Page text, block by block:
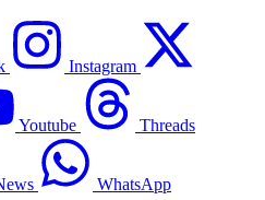
Instagram
Youtube Threads
WhatsApp